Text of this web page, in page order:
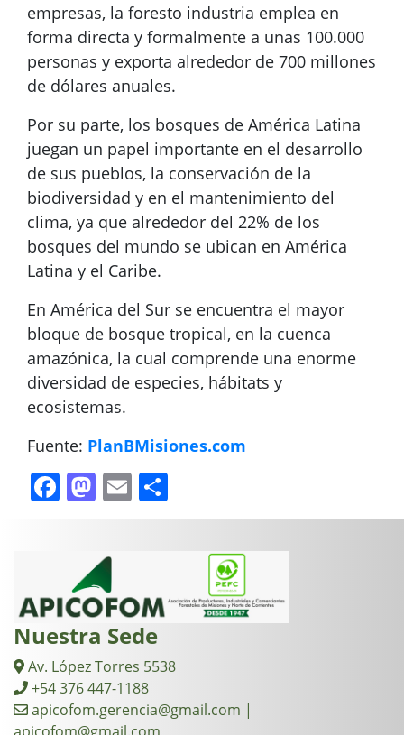
empresas, la foresto industria emplea en
forma directa y formalmente a unas 100.000
personas y exporta alrededor de 700 millones
de dólares anuales.
Por su parte, los bosques de América Latina
juegan un papel importante en el desarrollo
de sus pueblos, la conservación de la
biodiversidad y en el mantenimiento del
clima, ya que alrededor del 22% de los
bosques del mundo se ubican en América
Latina y el Caribe.
En América del Sur se encuentra el mayor
bloque de bosque tropical, en la cuenca
amazónica, la cual comprende una enorme
diversidad de especies, hábitats y
ecosistemas.
Fuente: PlanBMisiones.com
Facebook
Mastodon
Email
Nuestra Sede
Av. López Torres 5538
+54 376 447-1188
apicofom.gerencia@gmail.com |